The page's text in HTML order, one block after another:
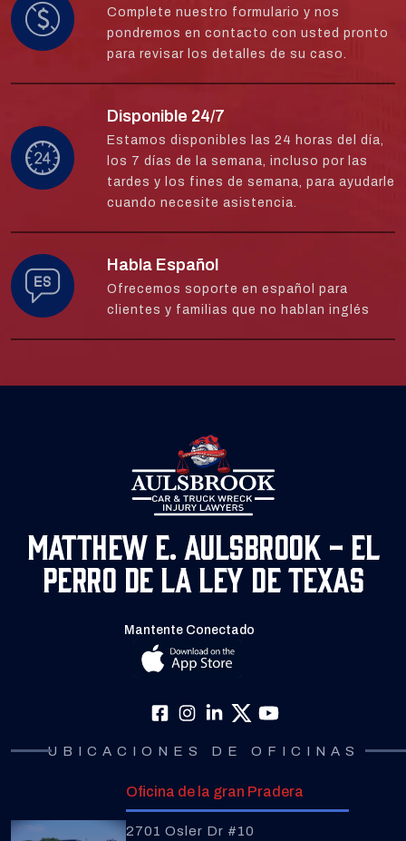
Complete nuestro formulario y nos
pondremos en contacto con usted pronto
para revisar los detalles de su caso.
Disponible 24/7
Estamos disponibles las 24 horas del día,
los 7 días de la semana, incluso por las
tardes y los fines de semana, para ayudarle
cuando necesite asistencia.
Habla Español
Ofrecemos soporte en español para
clientes y familias que no hablan inglés
Matthew E. Aulsbrook - El
Perro de la Ley de Texas
Mantente Conectado
UBICACIONES DE OFICINAS
Oficina de la gran Pradera
2701 Osler Dr #10